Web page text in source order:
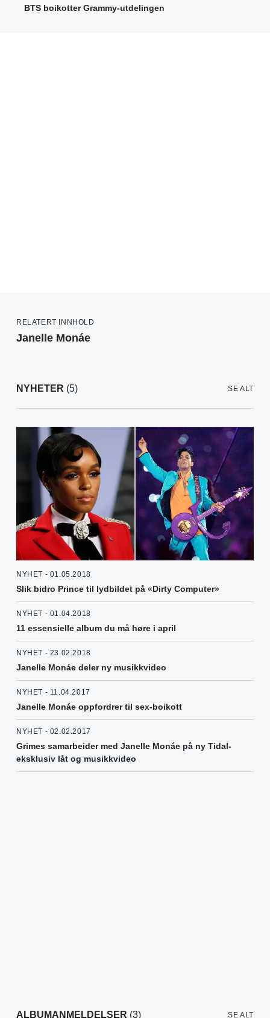
BTS boikotter Grammy-utdelingen
RELATERT INNHOLD
Janelle Monáe
NYHETER (5) SE ALT
NYHET - 01.05.2018
Slik bidro Prince til lydbildet på «Dirty Computer»
NYHET - 01.04.2018
11 essensielle album du må høre i april
NYHET - 23.02.2018
Janelle Monáe deler ny musikkvideo
NYHET - 11.04.2017
Janelle Monáe oppfordrer til sex-boikott
NYHET - 02.02.2017
Grimes samarbeider med Janelle Monáe på ny Tidal-
eksklusiv låt og musikkvideo
ALBUMANMELDELSER (3) SE ALT